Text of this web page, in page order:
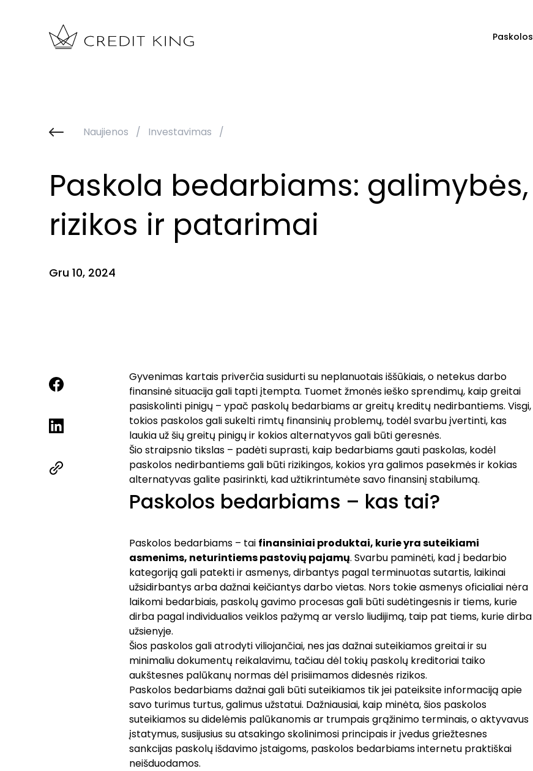
Paskolos
Naujienos / Investavimas /
Paskola bedarbiams: galimybės,
rizikos ir patarimai
Gru 10, 2024
Gyvenimas kartais priverčia susidurti su neplanuotais iššūkiais, o netekus darbo
finansinė situacija gali tapti įtempta. Tuomet žmonės ieško sprendimų, kaip greitai
pasiskolinti pinigų – ypač paskolų bedarbiams ar greitų kreditų nedirbantiems. Visgi,
tokios paskolos gali sukelti rimtų finansinių problemų, todėl svarbu įvertinti, kas
laukia už šių greitų pinigų ir kokios alternatyvos gali būti geresnės.
Šio straipsnio tikslas – padėti suprasti, kaip bedarbiams gauti paskolas, kodėl
paskolos nedirbantiems gali būti rizikingos, kokios yra galimos pasekmės ir kokias
alternatyvas galite pasirinkti, kad užtikrintumėte savo finansinį stabilumą.
Paskolos bedarbiams – kas tai?
Paskolos bedarbiams – tai finansiniai produktai, kurie yra suteikiami
asmenims, neturintiems pastovių pajamų. Svarbu paminėti, kad į bedarbio
kategoriją gali patekti ir asmenys, dirbantys pagal terminuotas sutartis, laikinai
užsidirbantys arba dažnai keičiantys darbo vietas. Nors tokie asmenys oficialiai nėra
laikomi bedarbiais, paskolų gavimo procesas gali būti sudėtingesnis ir tiems, kurie
dirba pagal individualios veiklos pažymą ar verslo liudijimą, taip pat tiems, kurie dirba
užsienyje.
Šios paskolos gali atrodyti viliojančiai, nes jas dažnai suteikiamos greitai ir su
minimaliu dokumentų reikalavimu, tačiau dėl tokių paskolų kreditoriai taiko
aukštesnes palūkanų normas dėl prisiimamos didesnės rizikos.
Paskolos bedarbiams dažnai gali būti suteikiamos tik jei pateiksite informaciją apie
savo turimus turtus, galimus užstatui. Dažniausiai, kaip minėta, šios paskolos
suteikiamos su didelėmis palūkanomis ar trumpais grąžinimo terminais, o aktyvavus
įstatymus, susijusius su atsakingo skolinimosi principais ir įvedus griežtesnes
sankcijas paskolų išdavimo įstaigoms, paskolos bedarbiams internetu praktiškai
neišduodamos.